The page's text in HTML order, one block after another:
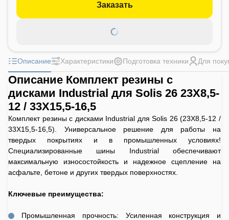
Заказать
Описание Характеристики Подготовка техники Для
Описание Комплект резины с
дисками Industrial для Solis 26 23X8,5-
12 / 33X15,5-16,5
Комплект резины с дисками Industrial для Solis 26 (23X8,5-12 /
33X15,5-16,5). Универсальное решение для работы на
твердых покрытиях и в промышленных условиях!
Специализированные шины Industrial обеспечивают
максимальную износостойкость и надежное сцепление на
асфальте, бетоне и других твердых поверхностях.
Ключевые преимущества:
Промышленная прочность: Усиленная конструкция и